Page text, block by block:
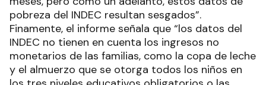
pobreza del INDEC resultan sesgados”.
Finamente, el informe señala que “los datos del
INDEC no tienen en cuenta los ingresos no
monetarios de las familias, como la copa de leche
y el almuerzo que se otorga todos los niños en